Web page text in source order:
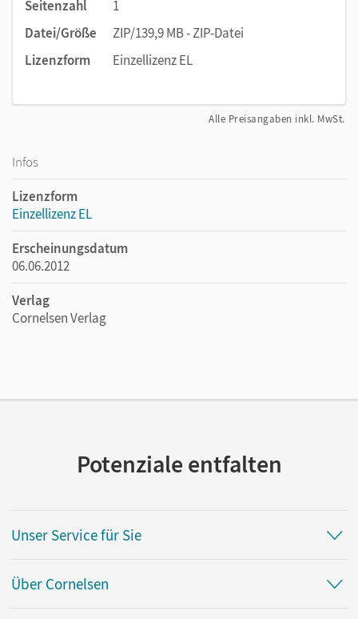
Seitenzahl
1
Datei/Größe
ZIP/139,9 MB - ZIP-Datei
Lizenzform
Einzellizenz EL
Alle Preisangaben inkl. MwSt.
Infos
Lizenzform
Einzellizenz EL
Erscheinungsdatum
06.06.2012
Verlag
Cornelsen Verlag
Potenziale entfalten
Unser Service für Sie
Über Cornelsen